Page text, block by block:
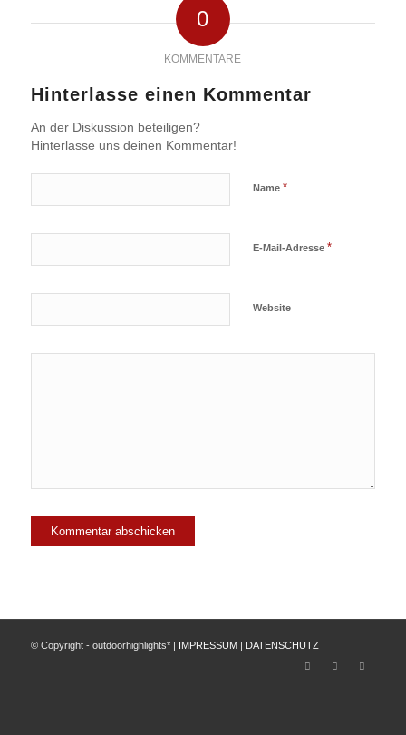
0
KOMMENTARE
Hinterlasse einen Kommentar
An der Diskussion beteiligen?
Hinterlasse uns deinen Kommentar!
Name *
E-Mail-Adresse *
Website
© Copyright - outdoorhighlights* | IMPRESSUM DATENSCHUTZ